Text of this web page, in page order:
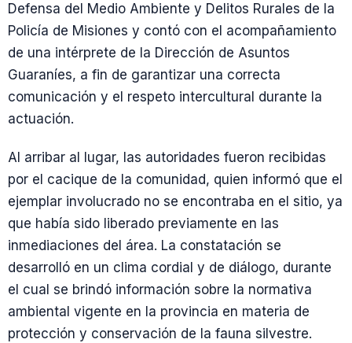
Defensa del Medio Ambiente y Delitos Rurales de la
Policía de Misiones y contó con el acompañamiento
de una intérprete de la Dirección de Asuntos
Guaraníes, a fin de garantizar una correcta
comunicación y el respeto intercultural durante la
actuación.
Al arribar al lugar, las autoridades fueron recibidas
por el cacique de la comunidad, quien informó que el
ejemplar involucrado no se encontraba en el sitio, ya
que había sido liberado previamente en las
inmediaciones del área. La constatación se
desarrolló en un clima cordial y de diálogo, durante
el cual se brindó información sobre la normativa
ambiental vigente en la provincia en materia de
protección y conservación de la fauna silvestre.